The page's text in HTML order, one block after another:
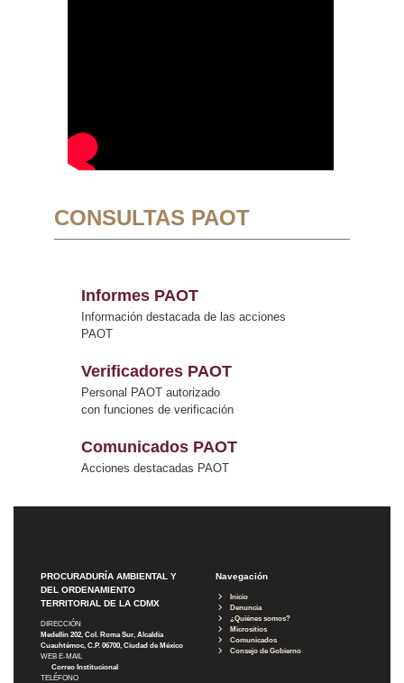
CONSULTAS PAOT
Informes PAOT
Información destacada de las acciones
PAOT
Verificadores PAOT
Personal PAOT autorizado
con funciones de verificación
Comunicados PAOT
Acciones destacadas PAOT
PROCURADURÍA AMBIENTAL Y
DEL ORDENAMIENTO
TERRITORIAL DE LA CDMX
DIRECCIÓN
Medellín 202, Col. Roma Sur, Alcaldía
Cuauhtémoc, C.P. 06700, Ciudad de México
WEB E-MAIL
Correo Institucional
TELÉFONO
Navegación
Inicio
Denuncia
¿Quiénes somos?
Micrositios
Comunicados
Consejo de Gobierno